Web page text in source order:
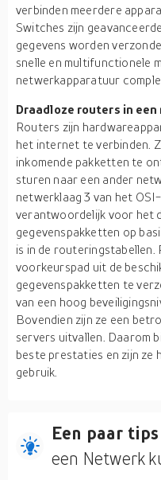
verbinden meerdere
Switches zijn
gegevens worden
snelle en multifunctionele
netwerkapparatuur
Draadloze routers in
Routers zijn
het internet te verbinden.
inkomende pakketten te
sturen naar een ander
netwerklaag 3 van het
verantwoordelijk voor het
gegevenspakketten op
is in de
voorkeurspad uit de
gegevenspakketten te
van een hoog
Bovendien zijn ze een
servers uitvallen. Daarom
beste prestaties en zijn ze
gebruik.
Een paar
een Netwerk